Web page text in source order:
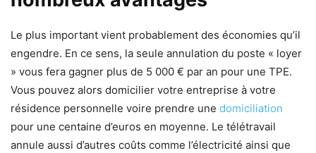
Le plus important vient probablement des économies qu’il
engendre. En ce sens, la seule annulation du poste « loyer
» vous fera gagner plus de 5 000 € par an pour une TPE.
Vous pouvez alors domicilier votre entreprise à votre
résidence personnelle voire prendre une domiciliation
pour une centaine d’euros en moyenne. Le télétravail
annule aussi d’autres coûts comme l’électricité ainsi que